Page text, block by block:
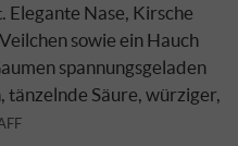
Elegante Nase, Kirsche
sowie ein Hauch
spannungsgeladen
Säure, würziger,